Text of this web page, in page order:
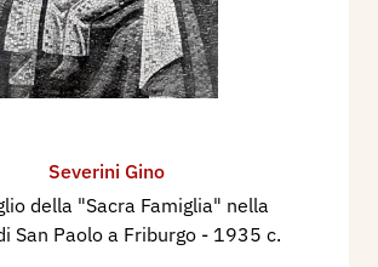
Severini Gino
della "Sacra Famiglia" nella
San Paolo a Friburgo - 1935 c.